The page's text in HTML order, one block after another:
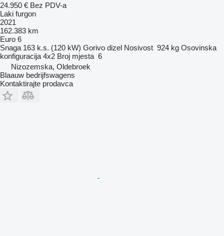
24.950 € Bez PDV-a
Laki furgon
2021
162.383 km
Euro 6
Snaga 163 k.s. (120 kW) Gorivo dizel Nosivost 924 kg Osovinska
konfiguracija 4x2 Broj mjesta 6
Nizozemska, Oldebroek
Blaauw bedrijfswagens
Kontaktirajte prodavca